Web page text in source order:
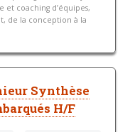
et coaching d’équipes,
de la conception à la
Synthèse
H/F